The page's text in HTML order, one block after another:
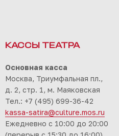
КАССЫ ТЕАТРА
Основная касса
Москва, Триумфальная пл.,
д. 2, стр. 1, м. Маяковская
Тел.: +7 (495) 699-36-42
kassa-satira@culture.mos.ru
Ежедневно с 10:00 до 20:00